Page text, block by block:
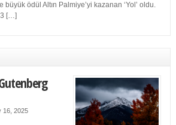
büyük ödül Altın Palmiye’yi kazanan ‘Yol’ oldu.
3 […]
16, 2025